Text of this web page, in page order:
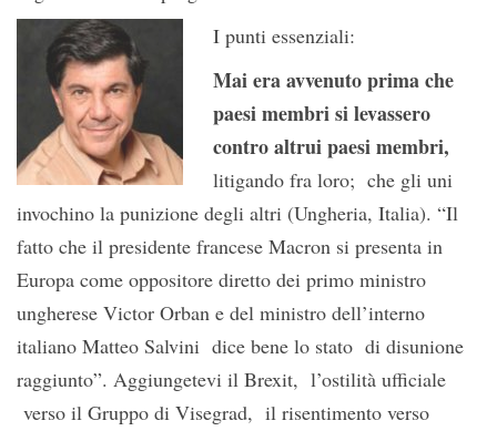
I punti essenziali:
Mai era avvenuto prima che
paesi membri si levassero
contro altrui paesi membri,
litigando fra loro; che gli uni
invochino la punizione degli altri (Ungheria, Italia). “Il
fatto che il presidente francese Macron si presenta in
Europa come oppositore diretto dei primo ministro
ungherese Victor Orban e del ministro dell’interno
italiano Matteo Salvini dice bene lo stato di disunione
raggiunto”. Aggiungetevi il Brexit, l’ostilità ufficiale
verso il Gruppo di Visegrad, il risentimento verso